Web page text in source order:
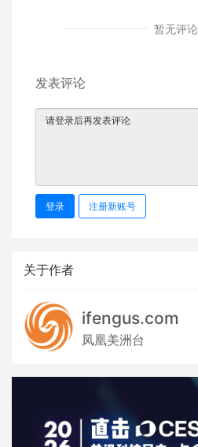
暂无评论
发表评论
登录 注册新账号
关于作者
ifengus.com
凤凰美洲台